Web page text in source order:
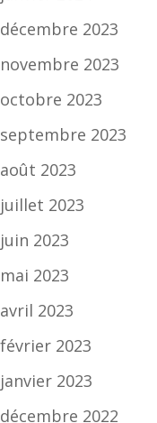
décembre 2023
novembre 2023
octobre 2023
septembre 2023
août 2023
juillet 2023
juin 2023
mai 2023
avril 2023
février 2023
janvier 2023
décembre 2022